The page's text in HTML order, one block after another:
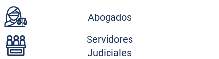
Abogados
Servidores
Judiciales